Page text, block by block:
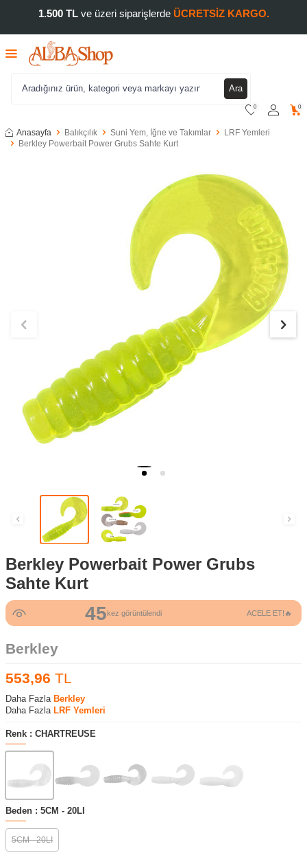
1.500 TLve üzeri siparişlerde ÜCRETSİZ KARGO.
Ara
0 0
Anasayfa Balıkçılık Suni Yem, İğne ve Takımlar
LRF Yemleri
Berkley Powerbait Power Grubs Sahte Kurt
Berkley Powerbait Power Grubs
Sahte Kurt
45kez görüntülendi ACELE ET!🔥
Berkley
553,96 TL
Daha Fazla Berkley
Daha Fazla LRF Yemleri
Renk : CHARTREUSE
Beden : 5CM - 20LI
5CM - 20LI